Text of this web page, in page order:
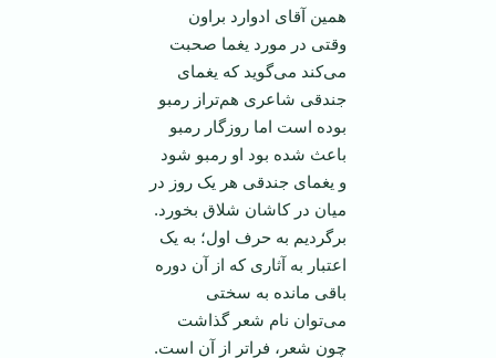
همین آقای ادوارد براون
وقتی در مورد یغما صحبت
می‌کند می‌گوید که یغمای
جندقی شاعری هم‌تراز رمبو
بوده است اما روزگار رمبو
باعث شده بود او رمبو شود
و یغمای جندقی هر یک روز در
میان در کاشان شلاق بخورد.
برگردیم به حرف اول؛ به یک
اعتبار به آثاری که از آن دوره
باقی مانده به سختی
می‌توان نام شعر گذاشت
چون شعر، فرا‌تر از آن است.